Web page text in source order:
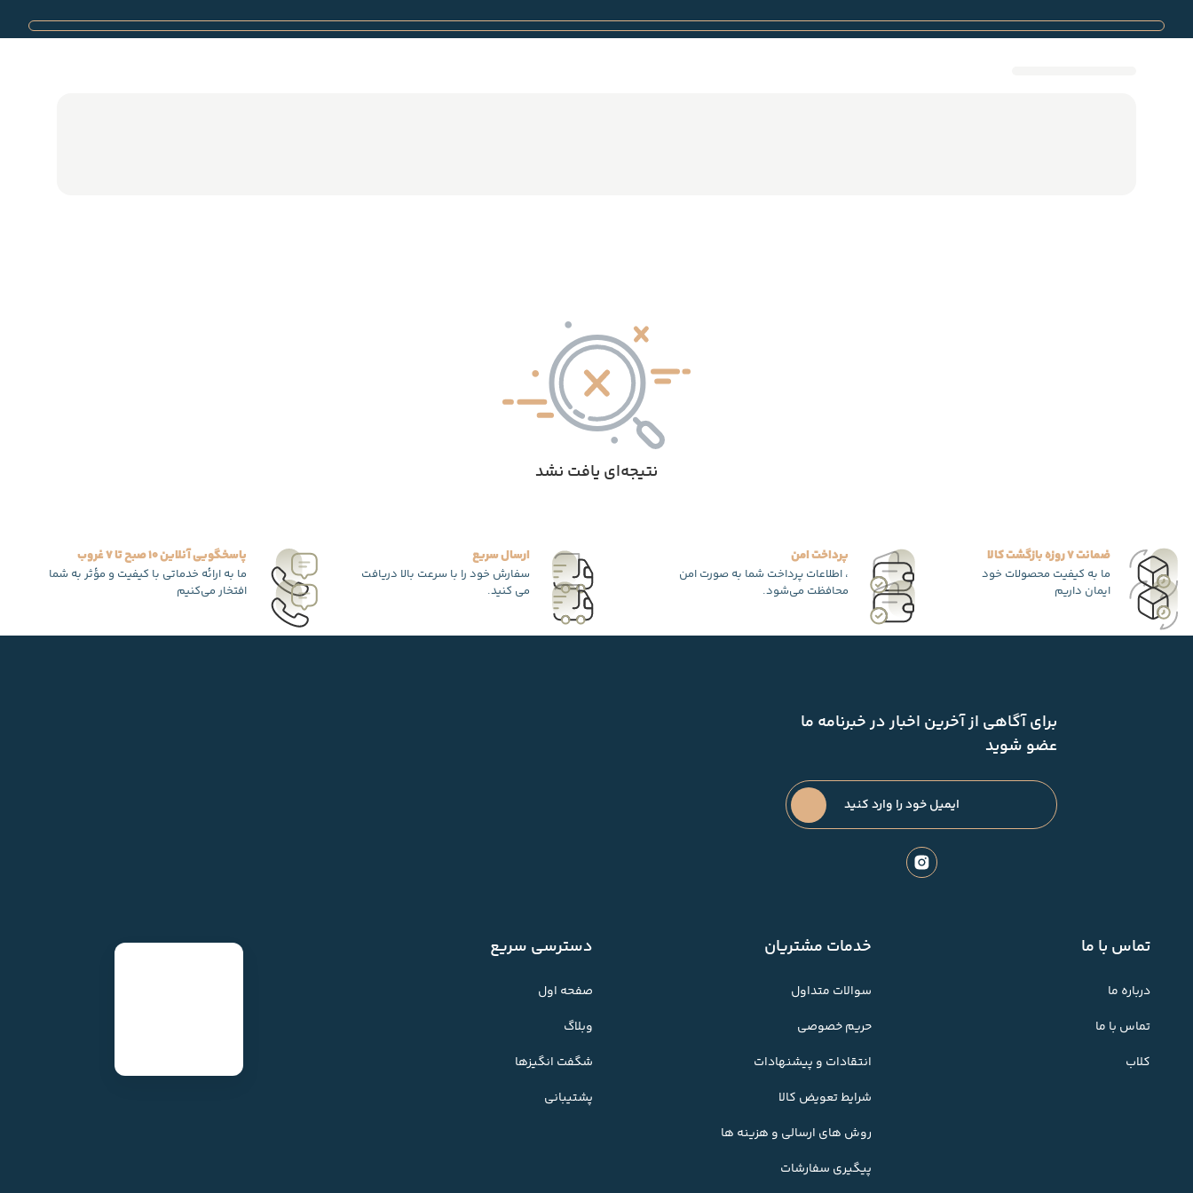
نتیجه‌ای یافت نشد
ضمانت 7 روزه بازگشت کالا
ما به کیفیت محصولات خود
ایمان داریم
پرداخت امن
، اطلاعات پرداخت شما به صورت امن
محافظت می‌شود.
ارسال سریع
سفارش خود را با سرعت بالا دریافت
می کنید.
پاسخگویی آنلاین 10 صبح تا 7 غروب
ما به ارائه خدماتی با کیفیت و مؤثر به شما
افتخار می‌کنیم
برای آگاهی از آخرین اخبار در خبرنامه ما
عضو شوید
تماس با ما
درباره ما
تماس با ما
کلاب
خدمات مشتریان
سوالات متداول
حریم خصوصی
انتقادات و پیشنهادات
شرایط تعویض کالا
روش های ارسالی و هزینه ها
پیگیری سفارشات
دسترسی سریع
صفحه اول
وبلاگ
شگفت انگیزها
پشتیبانی